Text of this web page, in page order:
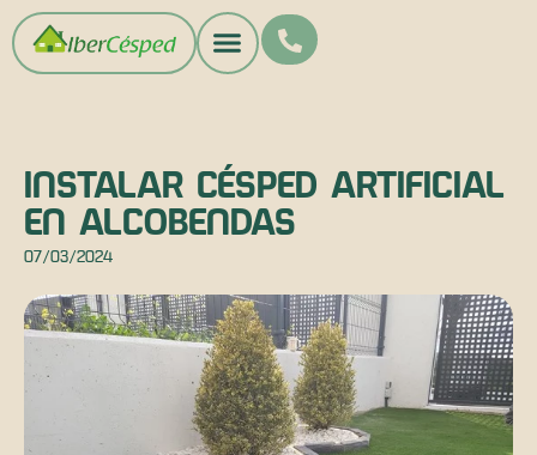
INSTALAR CÉSPED ARTIFICIAL
EN ALCOBENDAS
07/03/2024